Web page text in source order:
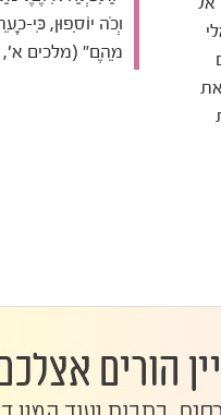
וְכֹה יוֹסִפוּן,
מֵהֶם" (מלכים